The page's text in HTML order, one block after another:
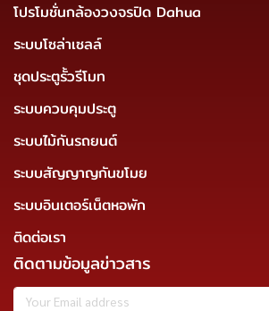
โปรโมชั่นกล้องวงจรปิด Dahua
ระบบโซล่าเซลล์
ชุดประตูรั้วรีโมท
ระบบควบคุมประตู
ระบบไม้กันรถยนต์
ระบบสัญญาญกันขโมย
ระบบอินเตอร์เน็ตหอพัก
ติดต่อเรา
ติดตามข้อมูลข่าวสาร